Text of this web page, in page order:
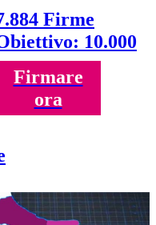
Firme
10.000
Firmare
ora